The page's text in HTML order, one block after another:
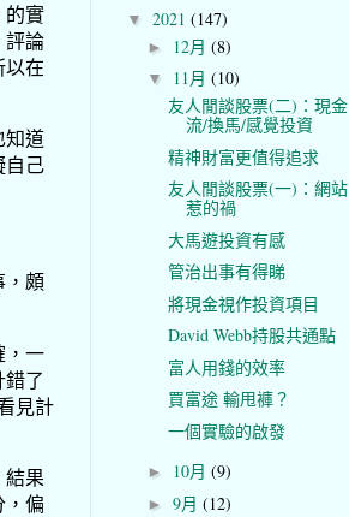
的實
評論
以在
知道
自己
，頗
，一
了
見計
結果
，偏
▼ 2021 (147)
► 12月 (8)
▼ 11月 (10)
友人閒談股票(二)：現金
流/換馬/感覺投資
精神財富更值得追求
友人閒談股票(一)：網站
惹的禍
大馬遊投資有感
管治出事有得睇
將現金視作投資項目
David Webb持股共通點
富人用錢的效率
買富途 輸甩褲？
一個實驗的啟發
► 10月 (9)
► 9月 (12)